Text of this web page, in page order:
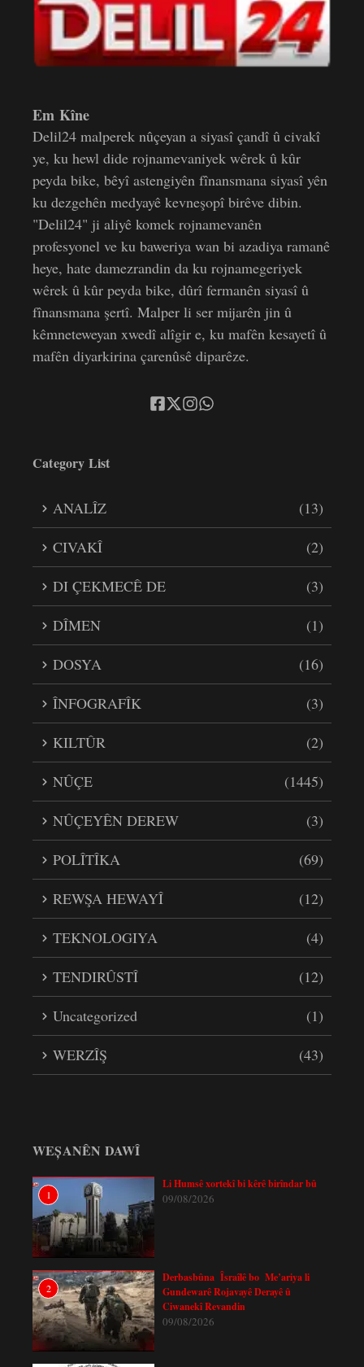
Em Kîne
Delil24 malperek nûçeyan a siyasî çandî û civakî
ye, ku hewl dide rojnamevaniyek wêrek û kûr
peyda bike, bêyî astengiyên fînansmana siyasî yên
ku dezgehên medyayê kevneşopî birêve dibin.
"Delil24" ji aliyê komek rojnamevanên
profesyonel ve ku baweriya wan bi azadiya ramanê
heye, hate damezrandin da ku rojnamegeriyek
wêrek û kûr peyda bike, dûrî fermanên siyasî û
fînansmana şertî. Malper li ser mijarên jin û
kêmneteweyan xwedî alîgir e, ku mafên kesayetî û
mafên diyarkirina çarenûsê diparêze.
Category List
ANALÎZ
(13)
CIVAKÎ
(2)
DI ÇEKMECÊ DE
(3)
DÎMEN
(1)
DOSYA
(16)
ÎNFOGRAFÎK
(3)
KILTÛR
(2)
NÛÇE
(1445)
NÛÇEYÊN DEREW
(3)
POLÎTÎKA
(69)
REWŞA HEWAYÎ
(12)
TEKNOLOGIYA
(4)
TENDIRÛSTÎ
(12)
Uncategorized
(1)
WERZÎŞ
(43)
WEȘANÊN DAWÎ
1
Li Humsê xortekî bi kêrê birîndar bû
09/08/2026
2
Derbasbûna Îsraîlê bo Me’ariya li
Gundewarê Rojavayê Derayê û
Ciwanekî Revandin
09/08/2026